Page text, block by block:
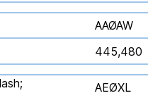
AAØAW
445,480
AEØXL